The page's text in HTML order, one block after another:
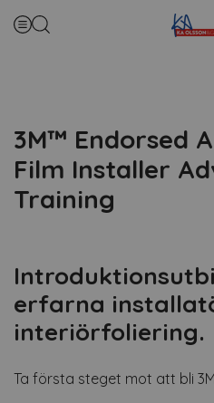
3M™ Endorsed
Film Installer
Training
erfarna
interiörfoliering.
Ta första steget mot att bli